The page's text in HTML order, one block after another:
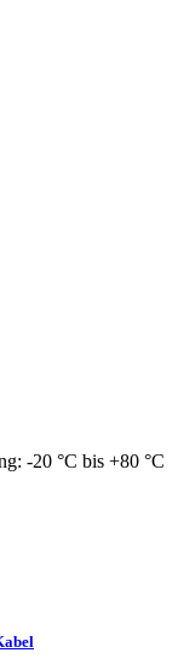
-20 °C bis +80 °C